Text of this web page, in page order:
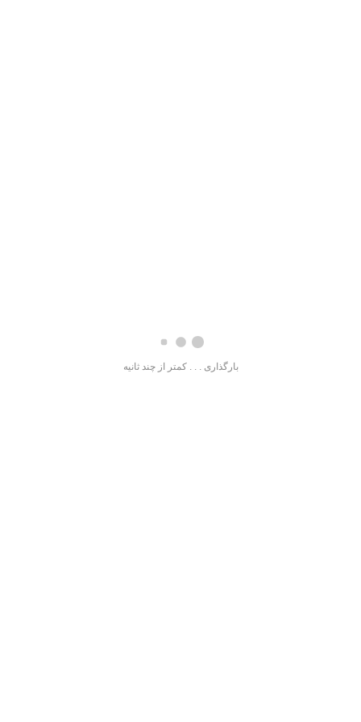
بارگذاری . . . کمتر از چند ثانیه